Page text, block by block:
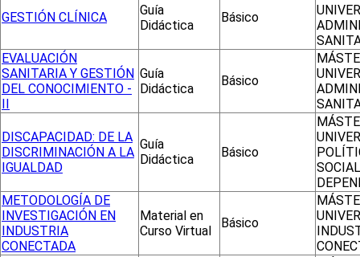
GESTIÓN CLÍNICA
Guía
Didáctica
Básico
EVALUACIÓN
SANITARIA Y GESTIÓN
DEL CONOCIMIENTO -
II
Guía
Didáctica
Básico
DISCAPACIDAD: DE LA
DISCRIMINACIÓN A LA
IGUALDAD
Guía
Didáctica
Básico
METODOLOGÍA DE
INVESTIGACIÓN EN
INDUSTRIA
CONECTADA
Material en
Curso Virtual
Básico